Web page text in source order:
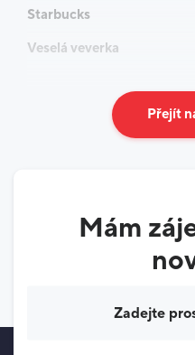
Starbucks
Veselá veverka
Přejít
Mám